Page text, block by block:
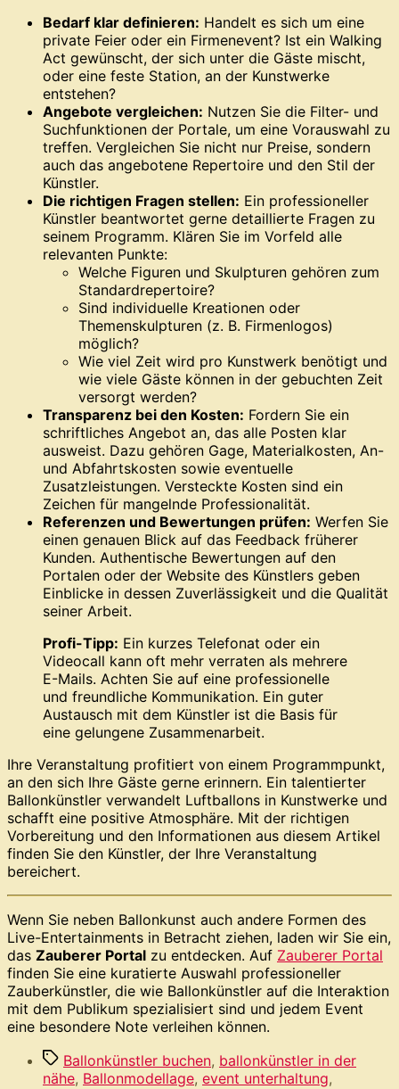
Bedarf klar definieren: Handelt es sich um eine
private Feier oder ein Firmenevent? Ist ein Walking
Act gewünscht, der sich unter die Gäste mischt,
oder eine feste Station, an der Kunstwerke
entstehen?
Angebote vergleichen: Nutzen Sie die Filter- und
Suchfunktionen der Portale, um eine Vorauswahl zu
treffen. Vergleichen Sie nicht nur Preise, sondern
auch das angebotene Repertoire und den Stil der
Künstler.
Die richtigen Fragen stellen: Ein professioneller
Künstler beantwortet gerne detaillierte Fragen zu
seinem Programm. Klären Sie im Vorfeld alle
relevanten Punkte:
Welche Figuren und Skulpturen gehören zum
Standardrepertoire?
Sind individuelle Kreationen oder
Themenskulpturen (z. B. Firmenlogos)
möglich?
Wie viel Zeit wird pro Kunstwerk benötigt und
wie viele Gäste können in der gebuchten Zeit
versorgt werden?
Transparenz bei den Kosten: Fordern Sie ein
schriftliches Angebot an, das alle Posten klar
ausweist. Dazu gehören Gage, Materialkosten, An-
und Abfahrtskosten sowie eventuelle
Zusatzleistungen. Versteckte Kosten sind ein
Zeichen für mangelnde Professionalität.
Referenzen und Bewertungen prüfen: Werfen Sie
einen genauen Blick auf das Feedback früherer
Kunden. Authentische Bewertungen auf den
Portalen oder der Website des Künstlers geben
Einblicke in dessen Zuverlässigkeit und die Qualität
seiner Arbeit.
Profi-Tipp: Ein kurzes Telefonat oder ein
Videocall kann oft mehr verraten als mehrere
E-Mails. Achten Sie auf eine professionelle
und freundliche Kommunikation. Ein guter
Austausch mit dem Künstler ist die Basis für
eine gelungene Zusammenarbeit.
Ihre Veranstaltung profitiert von einem Programmpunkt,
an den sich Ihre Gäste gerne erinnern. Ein talentierter
Ballonkünstler verwandelt Luftballons in Kunstwerke und
schafft eine positive Atmosphäre. Mit der richtigen
Vorbereitung und den Informationen aus diesem Artikel
finden Sie den Künstler, der Ihre Veranstaltung
bereichert.
Wenn Sie neben Ballonkunst auch andere Formen des
Live-Entertainments in Betracht ziehen, laden wir Sie ein,
das Zauberer Portal zu entdecken. Auf Zauberer Portal
finden Sie eine kuratierte Auswahl professioneller
Zauberkünstler, die wie Ballonkünstler auf die Interaktion
mit dem Publikum spezialisiert sind und jedem Event
eine besondere Note verleihen können.
Schlagwörter
Ballonkünstler buchen, ballonkünstler in der
nähe, Ballonmodellage, event unterhaltung,